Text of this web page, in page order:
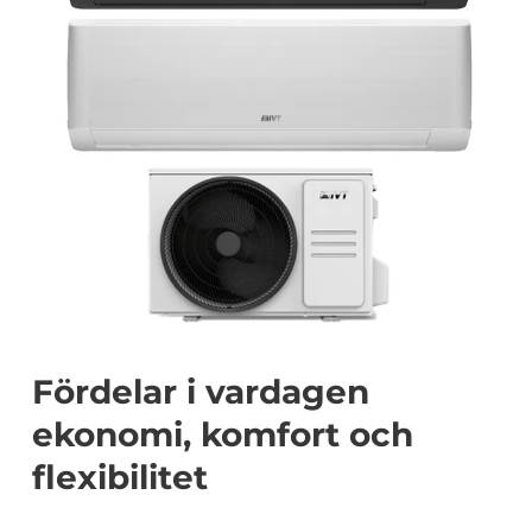
Fördelar i vardagen
ekonomi, komfort och
flexibilitet